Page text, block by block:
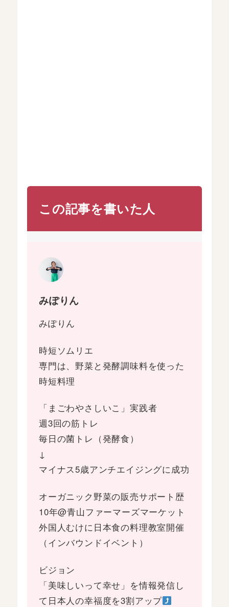
この記事を書いた人
みぽりん
みぽりん
時短ソムリエ
専門は、野菜と発酵調味料を使った
時短料理
「まごわやさしいこ」実践者
週3回の筋トレ
毎日の菌トレ（発酵食）
↓
マイナス5歳アンチエイジングに成功
オーガニック野菜の販売サポート歴
10年@青山ファーマーズマーケット
外国人むけに日本食の料理教室開催
（インバウンドイベント）
ビジョン
「美味しいって幸せ」を情報発信し
て日本人の幸福度を3割アップ